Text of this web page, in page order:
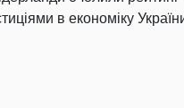
в економіку